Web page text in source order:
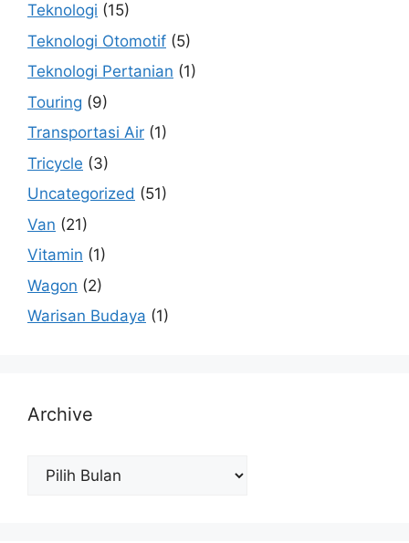
Teknologi (15)
Teknologi Otomotif (5)
Teknologi Pertanian (1)
Touring (9)
Transportasi Air (1)
Tricycle (3)
Uncategorized (51)
Van (21)
Vitamin (1)
Wagon (2)
Warisan Budaya (1)
Archive
Archive